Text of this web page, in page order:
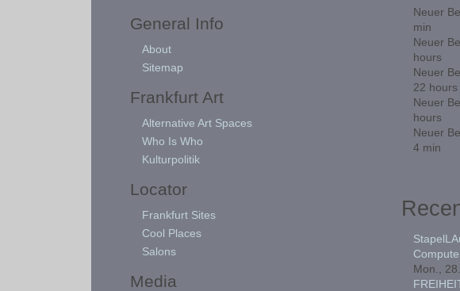
General Info
About
Sitemap
Frankfurt Art
Alternative Art Spaces
Who Is Who
Kulturpolitik
Locator
Frankfurt Sites
Cool Places
Salons
Media
Neuer
min
Neuer
hours
Neuer
22 hours
Neuer
hours
Neuer
4 min
Mon.,